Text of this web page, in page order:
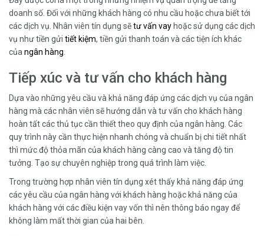
doanh số. Đối với những khách hàng có nhu cầu hoặc chưa biết tới
các dịch vụ. Nhân viên tín dụng sẽtư vấn vay hoặc sử dụng các dịch
vụ như tiền gửi tiết kiệm, tiền gửi thanh toán và các tiện ích khác
của ngân hàng
Tiếp xúc và tư vấn cho khách hàng
Dựa vào những yêu cầu và khả năng đáp ứng các dịch vụ của ngân
hàng mà các nhân viên sẽ hướng dẫn và tư vấn cho khách hàng
hoàn tất các thủ tục cần thiết theo quy định của ngân hàng. Các
quy trình này cần thực hiện nhanh chóng và chuẩn bị chi tiết nhất
thì mức độ thỏa mãn của khách hàng càng cao và tăng độ tin
tưởng. Tạo sự chuyên nghiệp trong quá trình làm việc.
Trong trường hợp nhân viên tín dụng xét thấy khả năng đáp ứng
các yêu cầu của ngân hàng với khách hàng hoặc khả năng của
khách hàng với các điều kiện vay vốn thì nên thông báo ngay để
không làm mất thời gian của hai bên.